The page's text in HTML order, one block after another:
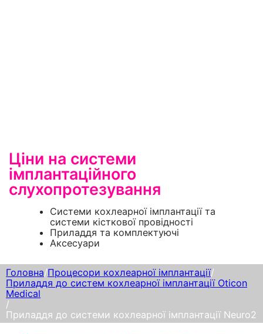
Ціни на системи
імплантаційного
слухопротезування
Системи кохлеарної імплантації та
системи кісткової провідності
Приладдя та комплектуючі
Аксесуари
Головна/Процесори кохлеарної імплантації/
Приладдя до систем кохлеарної імплантації Oticon
Medical
/
Приладдя до системи кохлеарної імплантації Neuro2